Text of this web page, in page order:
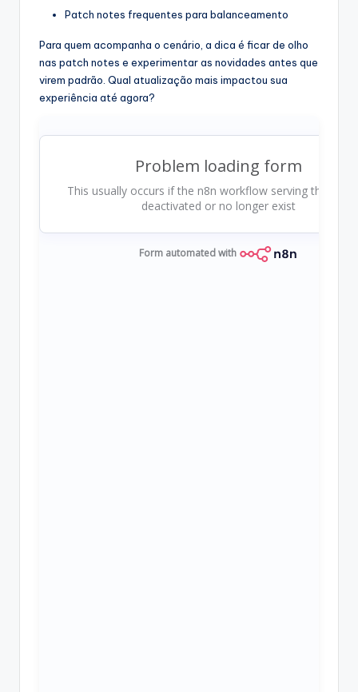
Patch notes frequentes para balanceamento
Para quem acompanha o cenário, a dica é ficar de olho
nas patch notes e experimentar as novidades antes que
virem padrão. Qual atualização mais impactou sua
experiência até agora?